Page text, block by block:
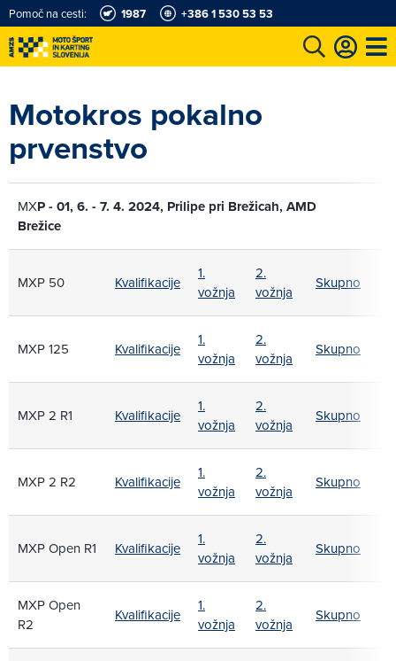
Pomoč na cesti: 1987 +386 1 530 53 53
Motokros pokalno
prvenstvo
MXP - 01, 6. - 7. 4. 2024, Prilipe pri Brežicah, AMD
Brežice
MXP 50 Kvalifikacije
1.
vožnja
2.
vožnja
Skupno
MXP 125 Kvalifikacije
1.
vožnja
2.
vožnja
Skupno
MXP 2 R1 Kvalifikacije
1.
vožnja
2.
vožnja
Skupno
MXP 2 R2 Kvalifikacije
1.
vožnja
2.
vožnja
Skupno
MXP Open R1 Kvalifikacije
1.
vožnja
2.
vožnja
Skupno
MXP Open
R2
Kvalifikacije
1.
vožnja
2.
vožnja
Skupno